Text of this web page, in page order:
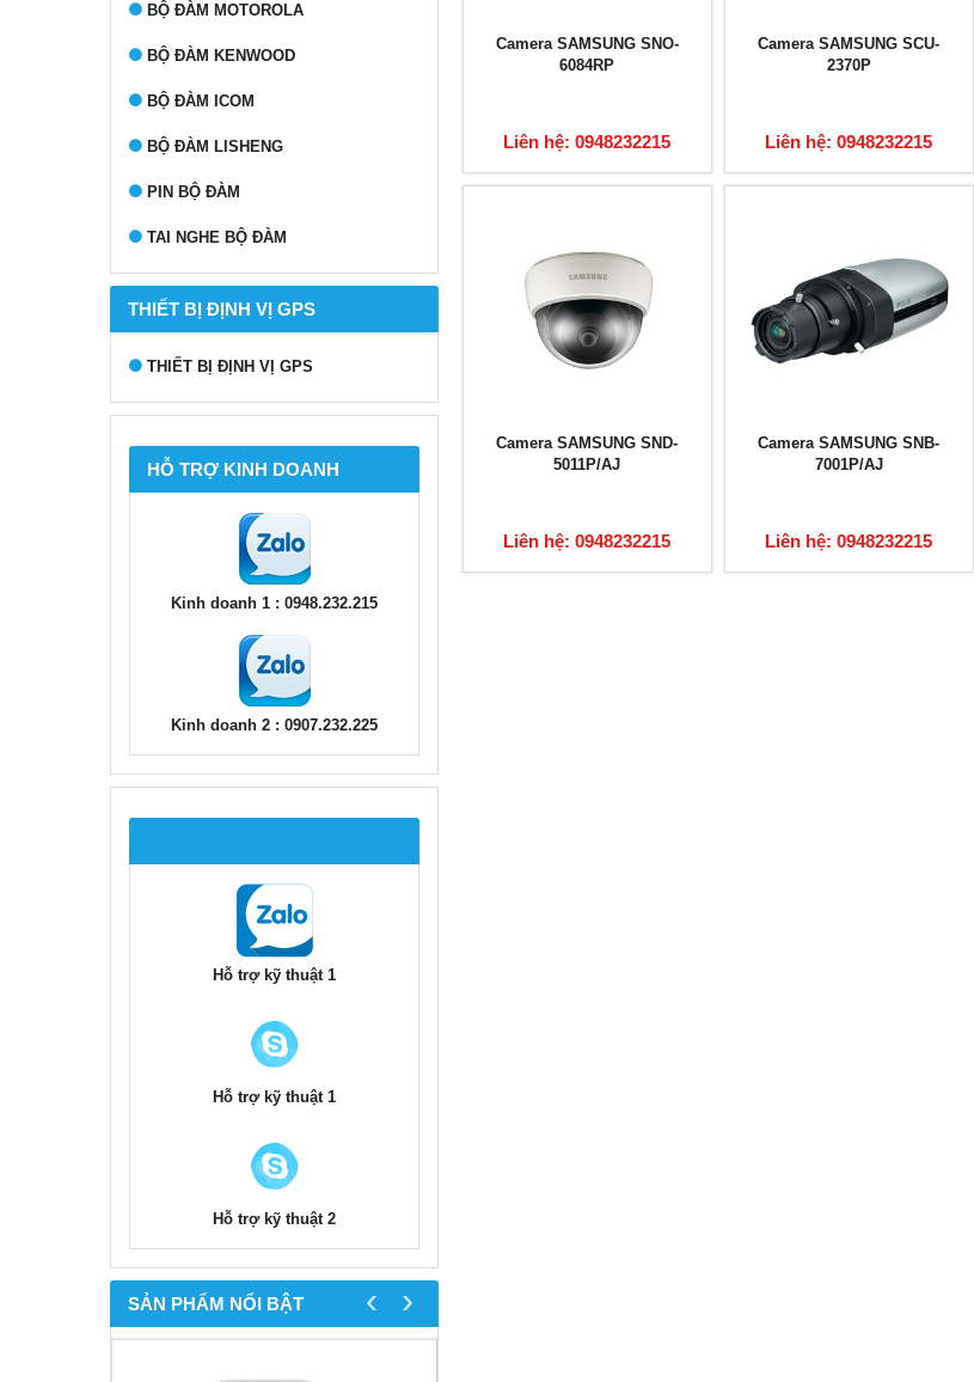
BỘ ĐÀM MOTOROLA
BỘ ĐÀM KENWOOD
BỘ ĐÀM ICOM
BỘ ĐÀM LISHENG
PIN BỘ ĐÀM
TAI NGHE BỘ ĐÀM
THIẾT BỊ ĐỊNH VỊ GPS
THIẾT BỊ ĐỊNH VỊ GPS
HỖ TRỢ KINH DOANH
Kinh doanh 1 : 0948.232.215
Kinh doanh 2 : 0907.232.225
Hỗ trợ kỹ thuật 1
Hỗ trợ kỹ thuật 1
Hỗ trợ kỹ thuật 2
SẢN PHẨM NỔI BẬT ‹ ›
Camera SAMSUNG SNO-
6084RP
Liên hệ: 0948232215
Camera SAMSUNG SCU-
2370P
Liên hệ: 0948232215
Camera SAMSUNG SND-
5011P/AJ
Liên hệ: 0948232215
Camera SAMSUNG SNB-
7001P/AJ
Liên hệ: 0948232215